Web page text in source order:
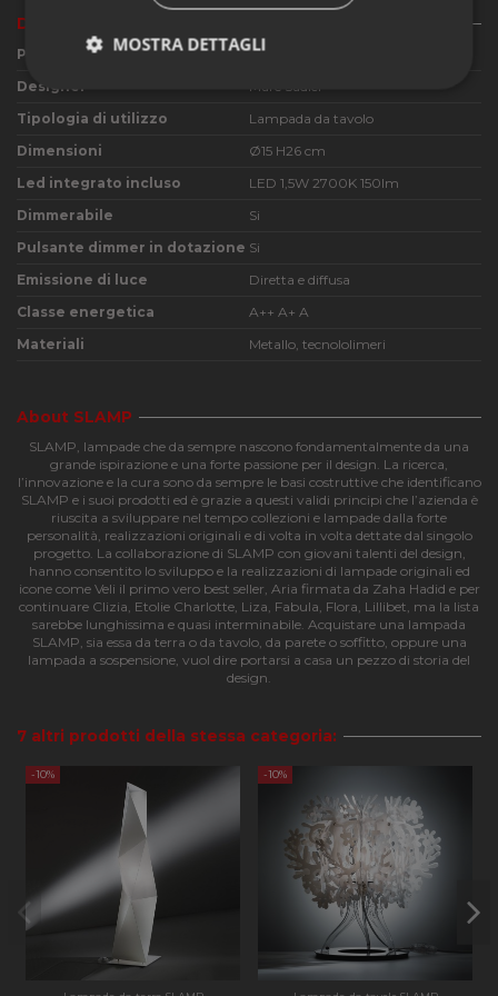
Dettagli del prodotto
Produttore
Slamp
Designer
Marc Sadler
Tipologia di utilizzo
Lampada da tavolo
Dimensioni
Ø15 H26 cm
Led integrato incluso
LED 1,5W 2700K 150lm
Dimmerabile
Si
Pulsante dimmer in dotazione Si
Emissione di luce
Diretta e diffusa
Classe energetica
A++ A+ A
Materiali
Metallo, tecnololimeri
About SLAMP
SLAMP, lampade che da sempre nascono fondamentalmente da una
grande ispirazione e una forte passione per il design. La ricerca,
l’innovazione e la cura sono da sempre le basi costruttive che identificano
SLAMP e i suoi prodotti ed è grazie a questi validi principi che l’azienda è
riuscita a sviluppare nel tempo collezioni e lampade dalla forte
personalità, realizzazioni originali e di volta in volta dettate dal singolo
progetto. La collaborazione di SLAMP con giovani talenti del design,
hanno consentito lo sviluppo e la realizzazioni di lampade originali ed
icone come Veli il primo vero best seller, Aria firmata da Zaha Hadid e per
continuare Clizia, Etolie Charlotte, Liza, Fabula, Flora, Lillibet, ma la lista
sarebbe lunghissima e quasi interminabile. Acquistare una lampada
SLAMP, sia essa da terra o da tavolo, da parete o soffitto, oppure una
lampada a sospensione, vuol dire portarsi a casa un pezzo di storia del
design.
7 altri prodotti della stessa categoria:
-10% -10%
MOSTRA DETTAGLI
necessari
Performance
Strettamente necessari
Performance
I cookie strettamente necessari consentono le
funzionalità principali del sito web come l'accesso
dell'utente e la gestione dell'account. Il sito web non
può essere utilizzato correttamente senza i cookie
strettamente necessari.
Nome
Provider / Dominio Scadenza
CookieScriptConsent
CookieScript
apilluminazione.com
4
settimane
2 giorni
viene
PHPSESSID
PHP.net
apilluminazione.com
Sessione
di un